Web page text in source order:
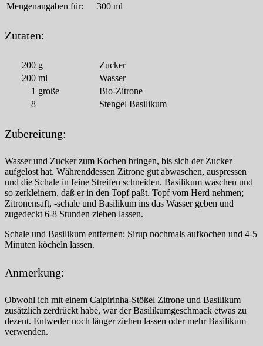
Mengenangaben für:
300 ml
Zutaten:
200 g
Zucker
200 ml
Wasser
1 große
Bio-Zitrone
8
Stengel Basilikum
Zubereitung:
Wasser und Zucker zum Kochen bringen, bis sich der Zucker
aufgelöst hat. Währenddessen Zitrone gut abwaschen, auspressen
und die Schale in feine Streifen schneiden. Basilikum waschen und
so zerkleinern, daß er in den Topf paßt. Topf vom Herd nehmen;
Zitronensaft, -schale und Basilikum ins das Wasser geben und
zugedeckt 6-8 Stunden ziehen lassen.
Schale und Basilikum entfernen; Sirup nochmals aufkochen und 4-5
Minuten köcheln lassen.
Anmerkung:
Obwohl ich mit einem Caipirinha-Stößel Zitrone und Basilikum
zusätzlich zerdrückt habe, war der Basilikumgeschmack etwas zu
dezent. Entweder noch länger ziehen lassen oder mehr Basilikum
verwenden.